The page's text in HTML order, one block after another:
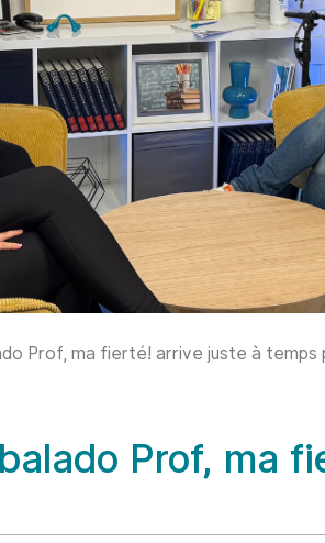
Prof, ma fierté! arrive juste à
Prof, ma